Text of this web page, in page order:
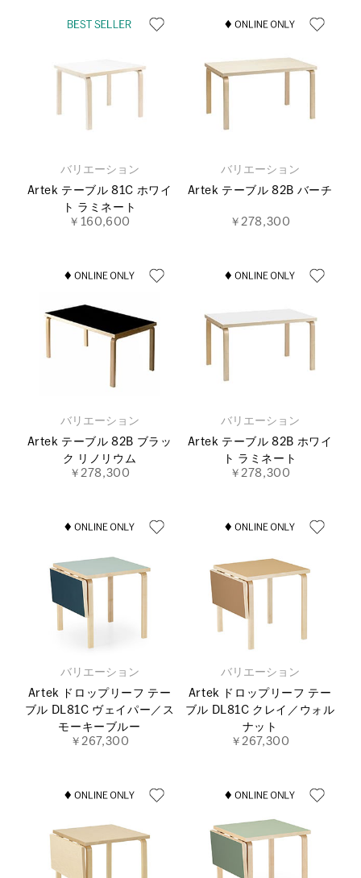
バリエーション
Artek テーブル 81C ホワイ
ト ラミネート
￥160,600
バリエーション
Artek テーブル 82B バーチ
￥278,300
バリエーション
Artek テーブル 82B ブラッ
ク リノリウム
￥278,300
バリエーション
Artek テーブル 82B ホワイ
ト ラミネート
￥278,300
バリエーション
Artek ドロップリーフ テー
ブル DL81C ヴェイパー／ス
モーキーブルー
￥267,300
バリエーション
Artek ドロップリーフ テー
ブル DL81C クレイ／ウォル
ナット
￥267,300